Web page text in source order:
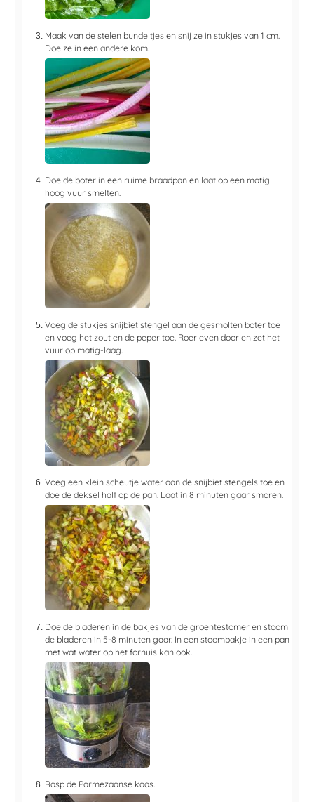
Maak van de stelen bundeltjes en snij ze in stukjes van 1 cm.
Doe ze in een andere kom.
Doe de boter in een ruime braadpan en laat op een matig
hoog vuur smelten.
Voeg de stukjes snijbiet stengel aan de gesmolten boter toe
en voeg het zout en de peper toe. Roer even door en zet het
vuur op matig-laag.
Voeg een klein scheutje water aan de snijbiet stengels toe en
doe de deksel half op de pan. Laat in8 minuten gaar smoren.
Doe de bladeren in de bakjes van de groentestomer en stoom
de bladeren in 5-8 minuten gaar. In een stoombakje in een pan
met wat water op het fornuis kan ook.
Rasp de Parmezaanse kaas.